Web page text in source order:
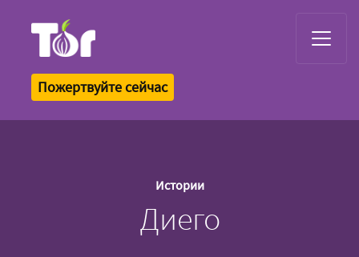
Пожертвуйте сейчас
Истории
Диего